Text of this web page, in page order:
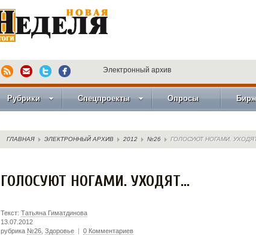
Электронный архив
Рубрики Спецпроекты Опросы
ГЛАВНАЯ ЭЛЕКТРОННЫЙ АРХИВ 2012 №26 ГОЛОСУЮТ НОГАМИ.
ГОЛОСУЮТ НОГАМИ. УХОДЯТ…
Текст: Татьяна Гиматдинова
13.07.2012
рубрика №26, Здоровье | 0 Комментариев